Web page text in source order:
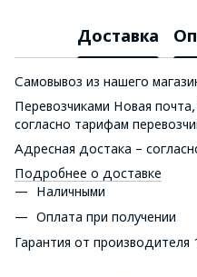
Доставка
Самовывоз из нашего
Перевозчиками Новая
согласно тарифам
Адресная достака –
Подробнее о доставке
Наличными
Оплата при получении
Гарантия от производителя